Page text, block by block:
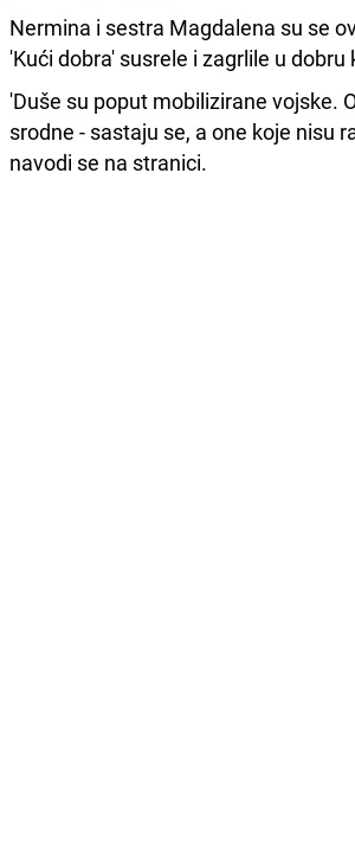
Nermina i sestra Magdalena su se
'Kući dobra' susrele i zagrlile u dobru
'Duše su poput mobilizirane vojske.
srodne - sastaju se, a one koje nisu
navodi se na stranici.